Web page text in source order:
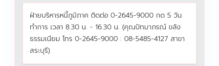
ฝ่ายบริหารหนี้ภูมิภาค ติดต่อ 0-2645-9000 กด 5 วัน
ทำการ เวลา 8.30 น. - 16.30 น. (คุณปัทมาภรณ์ ขลัง
ธรรมเนียม โทร 0-2645-9000 : 08-5485-4127 สาขา
สระบุรี)